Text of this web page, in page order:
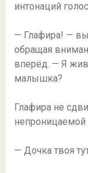
интонаций
— Глафира! —
обращая
вперёд. — Я
малышка?
Глафира не
— Дочка твоя